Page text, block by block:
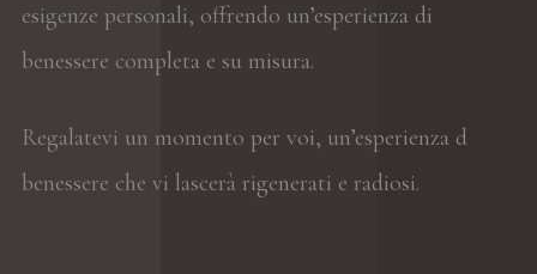
esigenze personali, offrendo un’esperienza di
benessere completa e su misura.
Regalatevi un momento per voi, un’esperienza d
benessere che vi lascerà rigenerati e radiosi.